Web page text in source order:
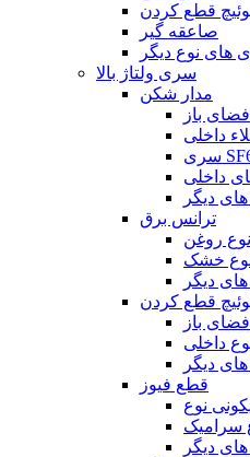
قطع کردن
صاعقه گیر
های نوع دیگر
سری ولتاژ بالا
مدار شکن
باز
داخلی
دیگر
ترانس برق
روغن
خشک
دیگر
قطع کردن
باز
داخلی
دیگر
قطع فیوز
نوع
سرامیک
دیگر